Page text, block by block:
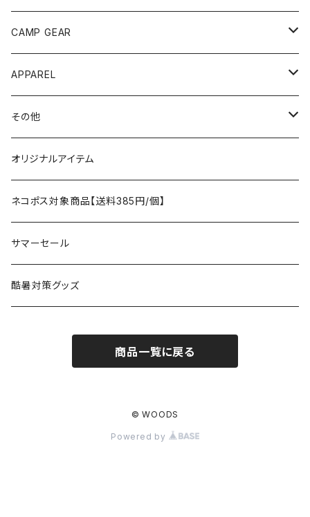
ANOBA
AO COOLERS
asobito
AS2OV
AXESQUIN
Ballistics
BEDROCK SANDALS
テント、シェルター
バックパック
ポーチ／サコッシュ
ストレージ
パッキングアクセサリー
スリーピングギア
クッキングギア
ヘッドライト／ランタン
CAMP GEAR
テント、タープ
テント、シェルター
タープ
スリーピングギア
寝袋
マット
テーブル、チェア
テーブル
チェア
ランタン、ライト
燃料ランタン
LEDライト
焚火台／薪ストーブ
焚火台
暖房器具
クッキングギア
APPAREL
トップス
ボトムス
アンダーウェア
ハンドウェア
ヘッドギア
その他
遊び
フィッシング
ラジコン
ケア用品
雑貨
アウトレット
オリジナルアイテム
ネコポス対象商品【送料385円/個】
サマーセール
酷暑対策グッズ
商品一覧に戻る
© WOODS
Powered by